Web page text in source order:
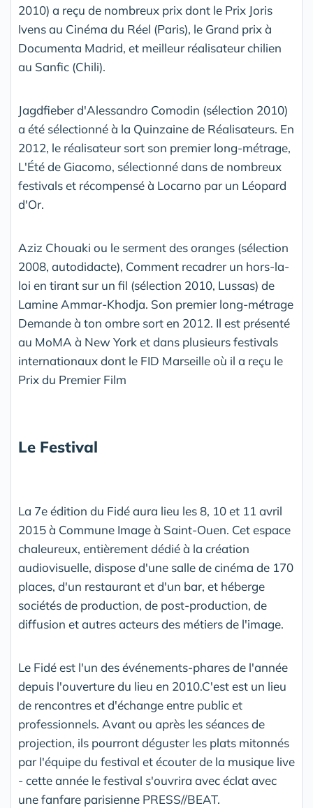
2010) a reçu de nombreux prix dont le Prix Joris
Ivens au Cinéma du Réel (Paris), le Grand prix à
Documenta Madrid, et meilleur réalisateur chilien
au Sanfic (Chili).
Jagdfieber d'Alessandro Comodin (sélection 2010)
a été sélectionné à la Quinzaine de Réalisateurs. En
2012, le réalisateur sort son premier long-métrage,
L'Été de Giacomo, sélectionné dans de nombreux
festivals et récompensé à Locarno par un Léopard
d'Or.
Aziz Chouaki ou le serment des oranges (sélection
2008, autodidacte), Comment recadrer un hors-la-
loi en tirant sur un fil (sélection 2010, Lussas) de
Lamine Ammar-Khodja. Son premier long-métrage
Demande à ton ombre sort en 2012. Il est présenté
au MoMA à New York et dans plusieurs festivals
internationaux dont le FID Marseille où il a reçu le
Prix du Premier Film
Le Festival
La 7e édition du Fidé aura lieu les 8, 10 et 11 avril
2015 à Commune Image à Saint-Ouen. Cet espace
chaleureux, entièrement dédié à la création
audiovisuelle, dispose d'une salle de cinéma de 170
places, d'un restaurant et d'un bar, et héberge
sociétés de production, de post-production, de
diffusion et autres acteurs des métiers de l'image.
Le Fidé est l'un des événements-phares de l'année
depuis l'ouverture du lieu en 2010.C'est est un lieu
de rencontres et d'échange entre public et
professionnels. Avant ou après les séances de
projection, ils pourront déguster les plats mitonnés
par l'équipe du festival et écouter de la musique live
- cette année le festival s'ouvrira avec éclat avec
une fanfare parisienne PRESS//BEAT.